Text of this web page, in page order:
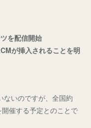
を配信開始
が挿入されることを明
ないのですが、全国約
催する予定とのことで